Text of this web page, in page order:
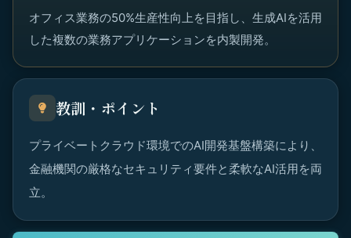
オフィス業務の50%生産性向上を目指し、生成AIを活用
した複数の業務アプリケーションを内製開発。
教訓・ポイント
プライベートクラウド環境でのAI開発基盤構築により、
金融機関の厳格なセキュリティ要件と柔軟なAI活用を両
立。